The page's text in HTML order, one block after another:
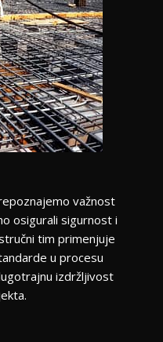
važnost
osigurali sigurnost i
tim primenjuje
u procesu
izdržljivost